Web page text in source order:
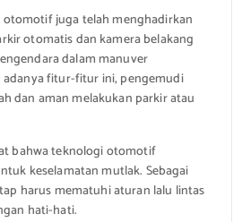
juga telah menghadirkan
otomatis dan kamera belakang
dalam manuver
adanya fitur-fitur ini, pengemudi
dan aman melakukan parkir atau
bahwa teknologi otomotif
keselamatan mutlak. Sebagai
harus mematuhi aturan lalu lintas
hati-hati.